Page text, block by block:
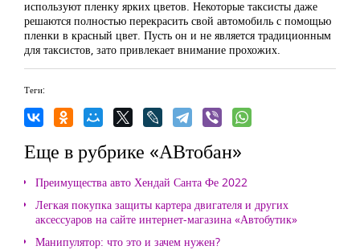
используют пленку ярких цветов. Некоторые таксисты даже
решаются полностью перекрасить свой автомобиль с помощью
пленки в красный цвет. Пусть он и не является традиционным
для таксистов, зато привлекает внимание прохожих.
Теги:
Еще в рубрике «АВтобан»
Преимущества авто Хендай Санта Фе 2022
Легкая покупка защиты картера двигателя и других
аксессуаров на сайте интернет-магазина «Автобутик»
Манипулятор: что это и зачем нужен?